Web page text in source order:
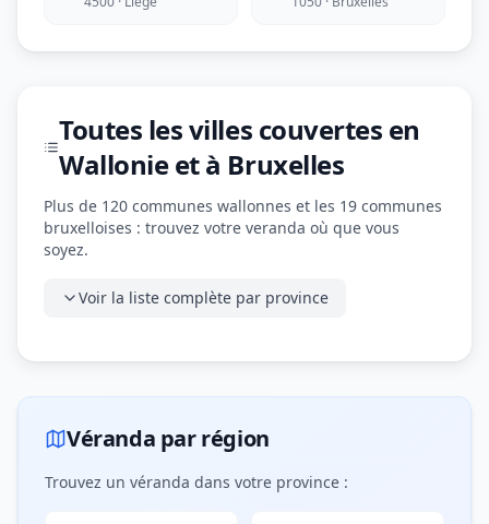
Toutes les villes couvertes en
Wallonie et à Bruxelles
Plus de 120 communes wallonnes et les 19 communes
bruxelloises : trouvez votre veranda où que vous
soyez.
Voir la liste complète par province
Véranda par région
Trouvez un véranda dans votre province :